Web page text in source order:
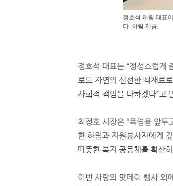
정호석 하림 대표
다. 하림 제공
정호석 대표는 “정성스럽게
로도 자연의 신선한 식재료
사회적 책임을 다하겠다”고
최정호 시장은 “폭염을 앞두
한 하림과 자원봉사자에게
따뜻한 복지 공동체를 확산
이번 사랑의 맛데이 행사 외